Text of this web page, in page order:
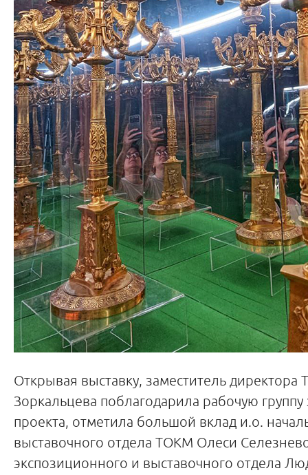
Открывая выставку, заместитель директора
Зоркальцева поблагодарила рабочую
проекта, отметила большой вклад и.о.
выставочного отдела ТОКМ Олеси
экспозиционного и выставочного отдела